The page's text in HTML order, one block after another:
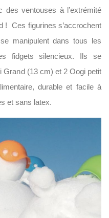
des ventouses à l’extrémité
! Ces figurines s’accrochent
manipulent dans tous les
fidgets silencieux. Ils se
Grand (13 cm) et 2 Oogi petit
durable et facile à
et sans latex.